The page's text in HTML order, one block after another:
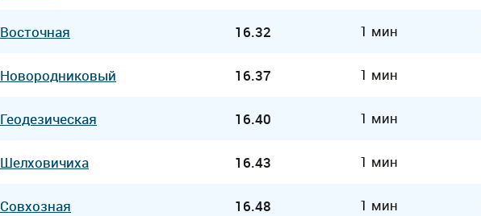
Восточная 16.32 1 мин
Новородниковый 16.37 1 мин
Геодезическая 16.40 1 мин
Шелховичиха 16.43 1 мин
Совхозная 16.48 1 мин